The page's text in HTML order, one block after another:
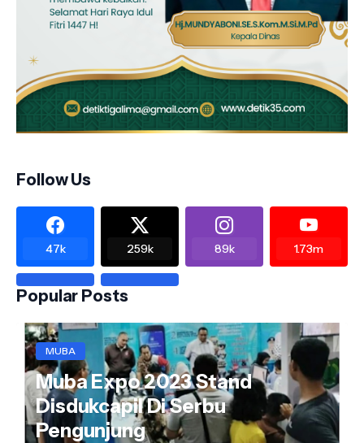
Follow Us
47k 259k 89k 1.73m
Popular Posts
MUBA
Muba Expo 2023 Stand
Disdukcapil Di Serbu
Pengunjung